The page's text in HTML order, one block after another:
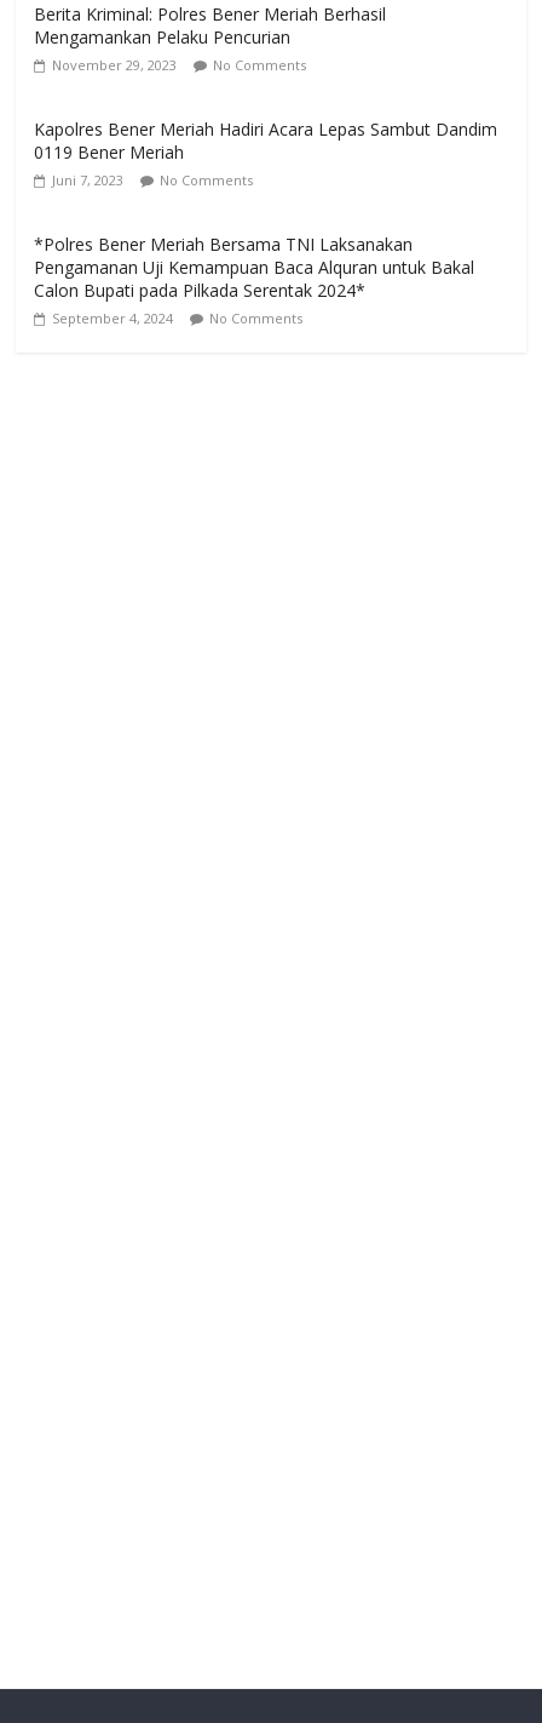
Berita Kriminal: Polres Bener Meriah Berhasil
Mengamankan Pelaku Pencurian
November 29, 2023 No Comments
Kapolres Bener Meriah Hadiri Acara Lepas Sambut Dandim
0119 Bener Meriah
Juni 7, 2023 No Comments
*Polres Bener Meriah Bersama TNI Laksanakan
Pengamanan Uji Kemampuan Baca Alquran untuk Bakal
Calon Bupati pada Pilkada Serentak 2024*
September 4, 2024 No Comments